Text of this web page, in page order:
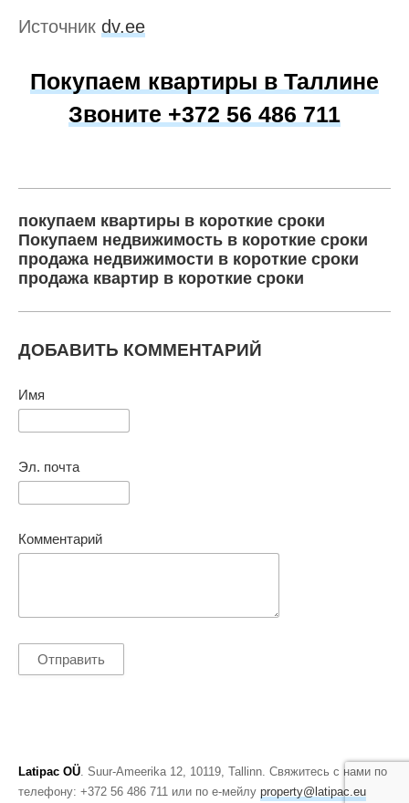
Источник dv.ee
Покупаем квартиры в Таллине
Звоните +372 56 486 711
покупаем квартиры в короткие сроки
Покупаем недвижимость в короткие сроки
продажа недвижимости в короткие сроки
продажа квартир в короткие сроки
ДОБАВИТЬ КОММЕНТАРИЙ
Имя
Эл. почта
Комментарий
Latipac OÜ. Suur-Ameerika 12, 10119, Tallinn. Свяжитесь с нами по
телефону: +372 56 486 711 или по е-мейлу property@latipac.eu